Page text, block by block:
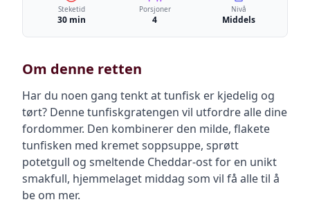
Steketid
30 min
Porsjoner
4
Nivå
Middels
Om denne retten
Har du noen gang tenkt at tunfisk er kjedelig og
tørt? Denne tunfiskgratengen vil utfordre alle dine
fordommer. Den kombinerer den milde, flakete
tunfisken med kremet soppsuppe, sprøtt
potetgull og smeltende Cheddar-ost for en unikt
smakfull, hjemmelaget middag som vil få alle til å
be om mer.